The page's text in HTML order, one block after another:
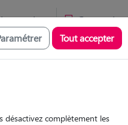
pet sitter Connexion
Visites
Visites
Tout accepter
désactivez complètement les